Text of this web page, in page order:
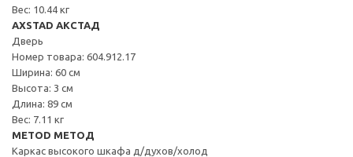
Вес: 10.44 кг
AXSTAD АКСТАД
Дверь
Номер товара: 604.912.17
Ширина: 60 см
Высота: 3 см
Длина: 89 см
Вес: 7.11 кг
METOD МЕТОД
Каркас высокого шкафа д/духов/холод